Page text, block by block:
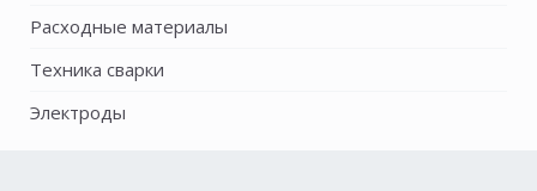
Расходные материалы
Техника сварки
Электроды